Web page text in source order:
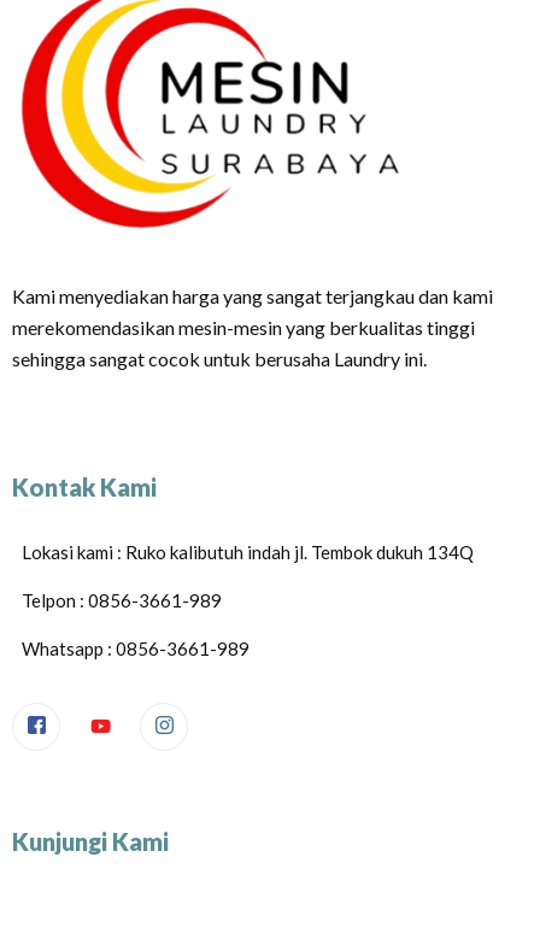
Kami menyediakan harga yang sangat terjangkau dan kami
merekomendasikan mesin-mesin yang berkualitas tinggi
sehingga sangat cocok untuk berusaha Laundry ini.
Kontak Kami
Lokasi kami : Ruko kalibutuh indah jl. Tembok dukuh 134Q
Telpon : 0856-3661-989
Whatsapp : 0856-3661-989
Kunjungi Kami